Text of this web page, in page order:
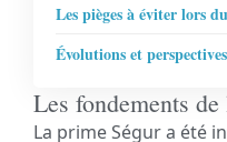
Les pièges à éviter lors
Évolutions et
Les fondements
La prime Ségur a été